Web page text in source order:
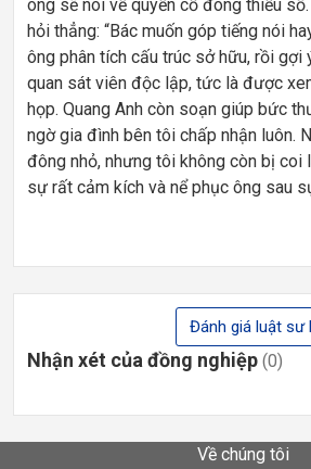
ông sẽ nói về quyền cổ đông thiểu
hỏi thẳng: “Bác muốn góp tiếng nói
ông phân tích cấu trúc sở hữu, rồi gợi
quan sát viên độc lập, tức là được
họp. Quang Anh còn soạn giúp bức
ngờ gia đình bên tôi chấp nhận luôn.
đông nhỏ, nhưng tôi không còn bị coi
sự rất cảm kích và nể phục ông sau
Đánh giá luật sư
Nhận xét của đồng nghiệp (0)
Về chúng tôi